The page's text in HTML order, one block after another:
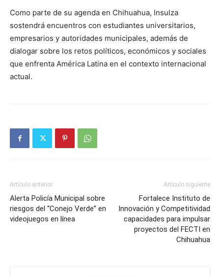
Como parte de su agenda en Chihuahua, Insulza
sostendrá encuentros con estudiantes universitarios,
empresarios y autoridades municipales, además de
dialogar sobre los retos políticos, económicos y sociales
que enfrenta América Latina en el contexto internacional
actual.
Artículo anterior
Alerta Policía Municipal sobre
riesgos del “Conejo Verde” en
videojuegos en línea
Artículo siguiente
Fortalece Instituto de
Innovación y Competitividad
capacidades para impulsar
proyectos del FECTI en
Chihuahua